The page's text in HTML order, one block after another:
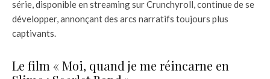
série, disponible en streaming sur Crunchyroll, continue de se
développer, annonçant des arcs narratifs toujours plus
captivants.
Le film « Moi, quand je me réincarne en